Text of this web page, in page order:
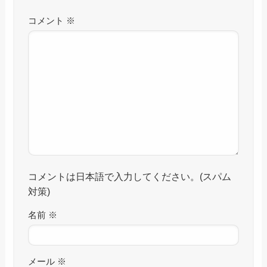
コメント ※
コメントは日本語で入力してください。(スパム
対策)
名前 ※
メール ※